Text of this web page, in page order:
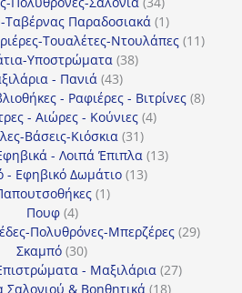
προϊόντα
Ταβέρνας Παραδοσιακά 11
προϊόν
Τουαλέτες-Ντουλάπες 1111
Υποστρώματα 3838
- Πανιά 4343
προϊόντα
- Ραφιέρες - Βιτρίνες 88
- Αιώρες - Κούνιες 44
Βάσεις-Κιόσκια 3131
προϊόντα
- Λοιπά Έπιπλα 1313
- Εφηβικό Δωμάτιο 1313
11
Πουφ 44
προϊόντα
Πολυθρόνες-Μπερζέρες 2929
Σκαμπό 3030
προϊόντα
- Μαξιλάρια 2727
Σαλονιού & Βοηθητικά 1818